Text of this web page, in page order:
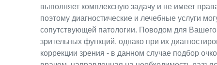
выполняет комплексную задачу и не имеет
поэтому диагностические и лечебные услуги
сопутствующей патологии. Поводом для
зрительных функций, однако при их
коррекции зрения - в данном случае подбор